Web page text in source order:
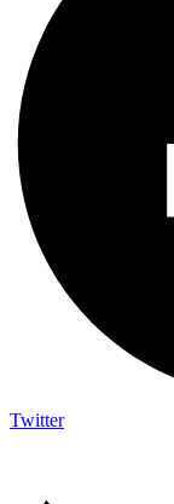
Twitter